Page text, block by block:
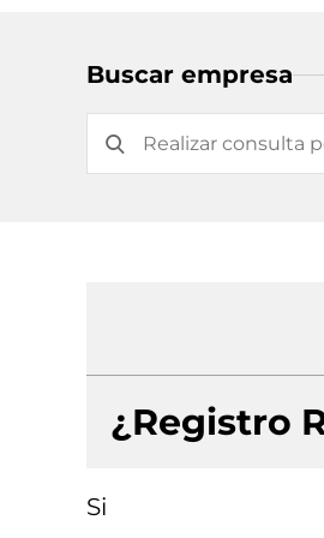
Buscar empresa
¿Registro
Si